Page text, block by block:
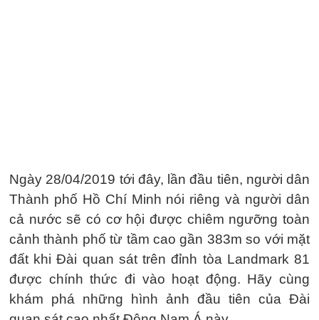
Ngày 28/04/2019 tới đây, lần đầu tiên, người dân
Thành phố Hồ Chí Minh nói riêng và người dân
cả nước sẽ có cơ hội được chiêm ngưỡng toàn
cảnh thành phố từ tầm cao gần 383m so với mặt
đất khi Đài quan sát trên đỉnh tòa Landmark 81
được chính thức đi vào hoạt động. Hãy cùng
khám phá những hình ảnh đầu tiên của Đài